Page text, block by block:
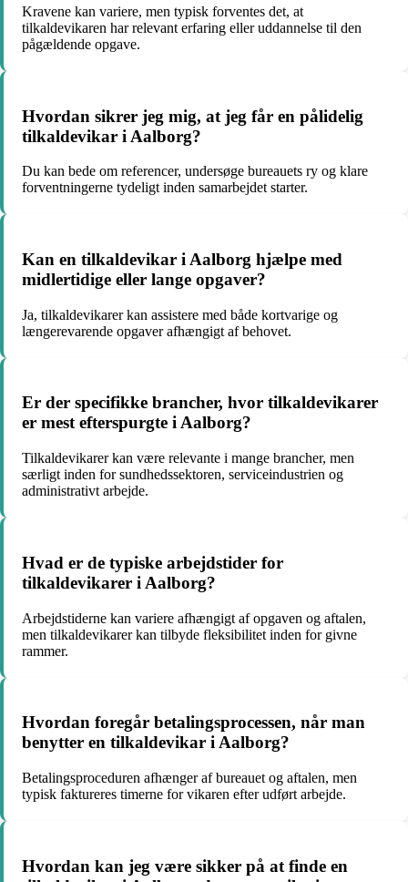
Kravene kan variere, men typisk forventes det, at
tilkaldevikaren har relevant erfaring eller uddannelse til den
pågældende opgave.
Hvordan sikrer jeg mig, at jeg får en pålidelig
tilkaldevikar i Aalborg?
Du kan bede om referencer, undersøge bureauets ry og klare
forventningerne tydeligt inden samarbejdet starter.
Kan en tilkaldevikar i Aalborg hjælpe med
midlertidige eller lange opgaver?
Ja, tilkaldevikarer kan assistere med både kortvarige og
længerevarende opgaver afhængigt af behovet.
Er der specifikke brancher, hvor tilkaldevikarer
er mest efterspurgte i Aalborg?
Tilkaldevikarer kan være relevante i mange brancher, men
særligt inden for sundhedssektoren, serviceindustrien og
administrativt arbejde.
Hvad er de typiske arbejdstider for
tilkaldevikarer i Aalborg?
Arbejdstiderne kan variere afhængigt af opgaven og aftalen,
men tilkaldevikarer kan tilbyde fleksibilitet inden for givne
rammer.
Hvordan foregår betalingsprocessen, når man
benytter en tilkaldevikar i Aalborg?
Betalingsproceduren afhænger af bureauet og aftalen, men
typisk faktureres timerne for vikaren efter udført arbejde.
Hvordan kan jeg være sikker på at finde en